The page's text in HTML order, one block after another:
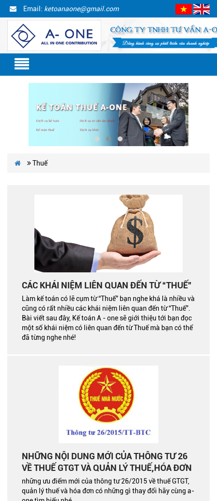
Email: ketoanaone@gmail.com
Thuế
CÁC KHÁI NIỆM LIÊN QUAN ĐẾN TỪ “THUẾ”
Làm kế toán có lẽ cụm từ “Thuế” bạn nghe khá là nhiều và
cũng có rất nhiều các khái niệm liên quan đến từ “Thuế”.
Bài viết sau đây, Kế toán A - one sẽ giới thiệu tới bạn đọc
một số khái niệm có liên quan đến từ Thuế mà bạn có thể
đã từng nghe nhé!
NHỮNG NỘI DUNG MỚI CỦA THÔNG TƯ 26
VỀ THUẾ GTGT VÀ QUẢN LÝ THUẾ,HÓA ĐƠN
những ưu điểm mới của thông tư 26/2015 về thuế GTGT,
quản lý thuế và hóa đơn có những gì thay đổi hãy cùng a-